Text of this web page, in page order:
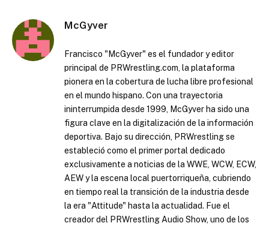
McGyver
Francisco "McGyver" es el fundador y editor
principal de PRWrestling.com, la plataforma
pionera en la cobertura de lucha libre profesional
en el mundo hispano. Con una trayectoria
ininterrumpida desde 1999, McGyver ha sido una
figura clave en la digitalización de la información
deportiva. Bajo su dirección, PRWrestling se
estableció como el primer portal dedicado
exclusivamente a noticias de la WWE, WCW, ECW,
AEW y la escena local puertorriqueña, cubriendo
en tiempo real la transición de la industria desde
la era "Attitude" hasta la actualidad. Fue el
creador del PRWrestling Audio Show, uno de los